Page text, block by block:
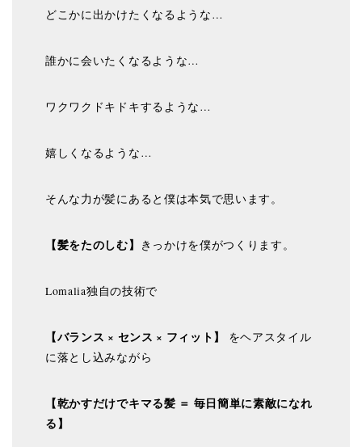
どこかに出かけたくなるような…
誰かに会いたくなるような…
ワクワクドキドキするような…
嬉しくなるような…
そんな力が髪にあると僕は本気で思います。
【髪をたのしむ】 きっかけを僕がつくります。
Lomalia独自の技術で
【バランス × センス × フィット】
をヘアスタイル
に落とし込みながら
【乾かすだけでキマる髪 ＝ 毎日簡単に素敵になれ
る】